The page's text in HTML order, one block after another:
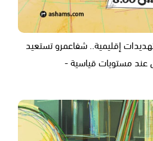
إقليمية.. شفاعمرو تستعيد
عند مستويات قياسية -